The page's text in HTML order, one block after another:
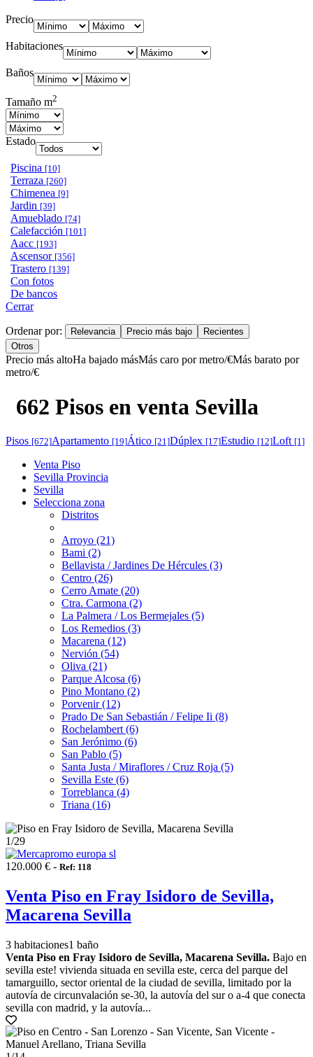
Precio
Habitaciones
Baños
Tamaño m2
Estado
Piscina [10]
Terraza [260]
Chimenea [9]
Jardin [39]
Amueblado [74]
Calefacción [101]
Aacc [193]
Ascensor [356]
Trastero [139]
Con fotos
De bancos
Cerrar
Ordenar por: Relevancia Precio más bajo
Recientes
Otros
Precio más altoHa bajado másMás caro por metro/€Más barato por
metro/€
662 Pisos en venta Sevilla
Pisos [672]Apartamento [19]Ático [21]Dúplex [17]Estudio [12]Loft [1]
Venta Piso
Sevilla Provincia
Sevilla
Selecciona zona
Distritos
Arroyo (21)
Bami (2)
Bellavista / Jardines De Hércules (3)
Centro (26)
Cerro Amate (20)
Ctra. Carmona (2)
La Palmera / Los Bermejales (5)
Los Remedios (3)
Macarena (12)
Nervión (54)
Oliva (21)
Parque Alcosa (6)
Pino Montano (2)
Porvenir (12)
Prado De San Sebastián / Felipe Ii (8)
Rochelambert (6)
San Jerónimo (6)
San Pablo (5)
Santa Justa / Miraflores / Cruz Roja (5)
Sevilla Este (6)
Torreblanca (4)
Triana (16)
1/29
120.000 € - Ref: 118
Venta Piso en Fray Isidoro de Sevilla,
Macarena Sevilla
3 habitaciones1 baño
Venta Piso en Fray Isidoro de Sevilla, Macarena Sevilla. Bajo en
sevilla este! vivienda situada en sevilla este, cerca del parque del
tamarguillo, sector oriental de la ciudad de sevilla, limitado por la
autovía de circunvalación se-30, la autovía del sur o a-4 que conecta
sevilla con madrid, y la autovía...